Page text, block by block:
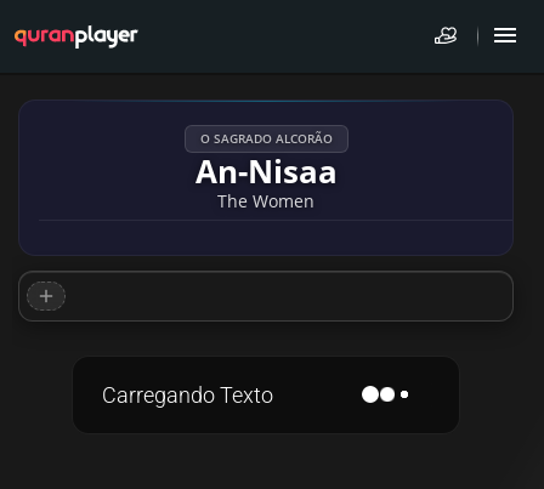
O SAGRADO ALCORÃO
An-Nisaa
The Women
Carregando Texto